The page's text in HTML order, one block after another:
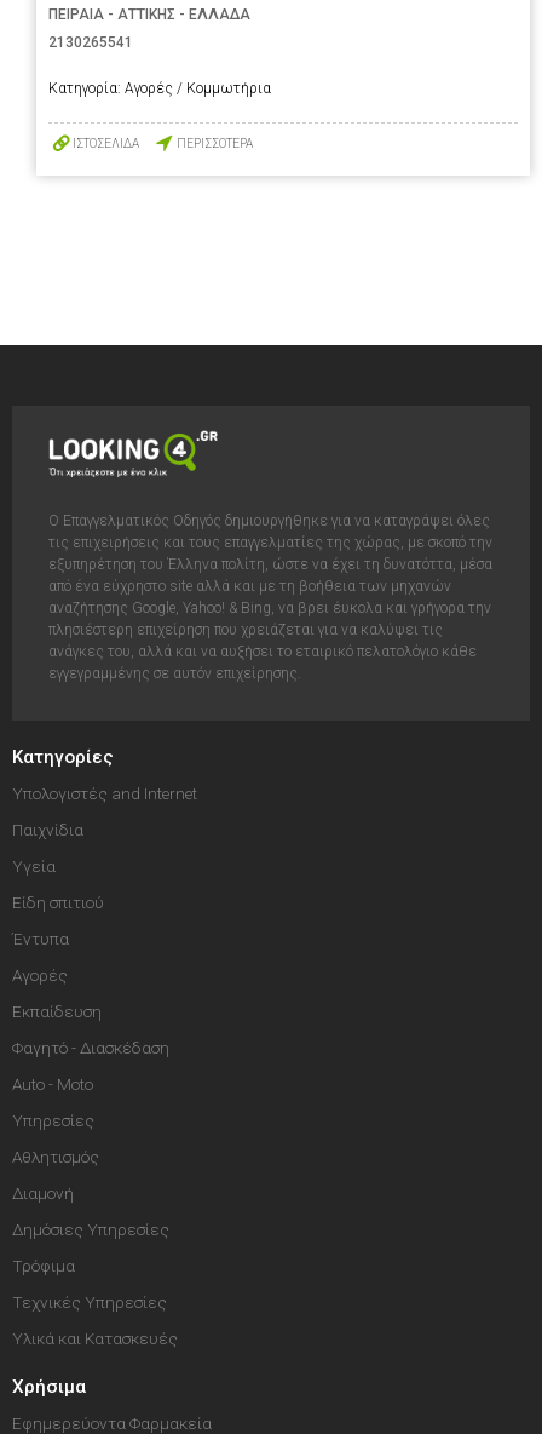
ΠΕΙΡΑΙΑ - ΑΤΤΙΚΗΣ - ΕΛΛΑΔΑ
2130265541
Κατηγορία: Αγορές / Κομμωτήρια
ΙΣΤΟΣΕΛΙΔΑ ΠΕΡΙΣΣΟΤΕΡΑ
Ο Επαγγελματικός Οδηγός δημιουργήθηκε για να καταγράψει όλες
τις επιχειρήσεις και τους επαγγελματίες της χώρας, με σκοπό την
εξυπηρέτηση του Έλληνα πολίτη, ώστε να έχει τη δυνατόττα, μέσα
από ένα εύχρηστο site αλλά και με τη βοήθεια των μηχανών
αναζήτησης Google, Yahoo! & Bing, να βρει έυκολα και γρήγορα την
πλησιέστερη επιχείρηση που χρειάζεται για να καλύψει τις
ανάγκες του, αλλά και να αυξήσει το εταιρικό πελατολόγιο κάθε
εγγεγραμμένης σε αυτόν επιχείρησης.
Κατηγορίες
Υπολογιστές and Internet
Παιχνίδια
Υγεία
Είδη σπιτιού
Έντυπα
Αγορές
Εκπαίδευση
Φαγητό - Διασκέδαση
Auto - Moto
Υπηρεσίες
Αθλητισμός
Διαμονή
Δημόσιες Υπηρεσίες
Τρόφιμα
Τεχνικές Υπηρεσίες
Υλικά και Κατασκευές
Χρήσιμα
Εφημερεύοντα Φαρμακεία